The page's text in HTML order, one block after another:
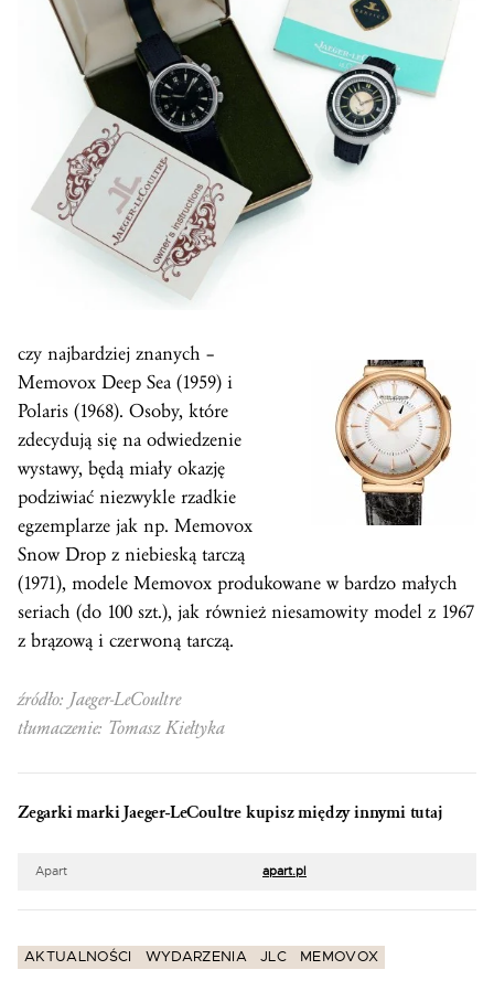
czy najbardziej znanych –
Memovox Deep Sea (1959) i
Polaris (1968). Osoby, które
zdecydują się na odwiedzenie
wystawy, będą miały okazję
podziwiać niezwykle rzadkie
egzemplarze jak np. Memovox
Snow Drop z niebieską tarczą
(1971), modele Memovox produkowane w bardzo małych
seriach (do 100 szt.), jak również niesamowity model z 1967
z brązową i czerwoną tarczą.
źródło: Jaeger-LeCoultre
tłumaczenie: Tomasz Kiełtyka
Zegarki marki Jaeger-LeCoultre kupisz między innymi tutaj
Apart apart.pl
AKTUALNOŚCI WYDARZENIA JLC MEMOVOX